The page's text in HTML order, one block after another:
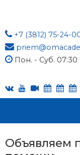
+7 (3812) 75-24-
Пон. - Суб. 07:30
Объявляем